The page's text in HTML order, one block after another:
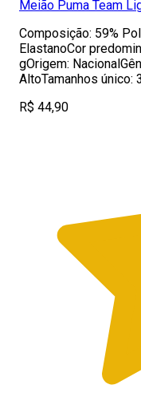
Meião Puma Team
Composição: 59%
ElastanoCor
gOrigem:
AltoTamanhos único:
R$ 44,90